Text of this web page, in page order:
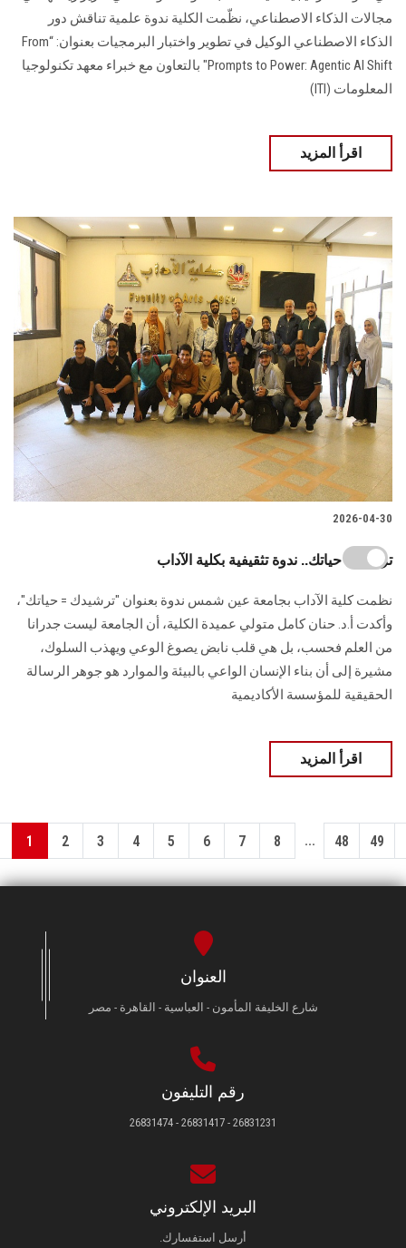
مجالات الذكاء الاصطناعي، نظّمت الكلية ندوة علمية تناقش دور
الذكاء الاصطناعي الوكيل في تطوير واختبار البرمجيات بعنوان: “From
Prompts to Power: Agentic AI Shift" بالتعاون مع خبراء معهد تكنولوجيا
المعلومات (ITI)
اقرأ المزيد
2026-04-30
ترشيدك حياتك.. ندوة تثقيفية بكلية الآداب
نظمت كلية الآداب بجامعة عين شمس ندوة بعنوان "ترشيدك = حياتك"،
وأكدت أ.د. حنان كامل متولي عميدة الكلية، أن الجامعة ليست جدرانا
من العلم فحسب، بل هي قلب نابض يصوغ الوعي ويهذب السلوك،
مشيرة إلى أن بناء الإنسان الواعي بالبيئة والموارد هو جوهر الرسالة
الحقيقية للمؤسسة الأكاديمية
اقرأ المزيد
1 2 3 4 5 6 7 8 ... 48 49
العنوان
شارع الخليفة المأمون - العباسية - القاهرة - مصر
رقم التليفون
26831231 - 26831417 - 26831474
البريد الإلكتروني
أرسل استفسارك.